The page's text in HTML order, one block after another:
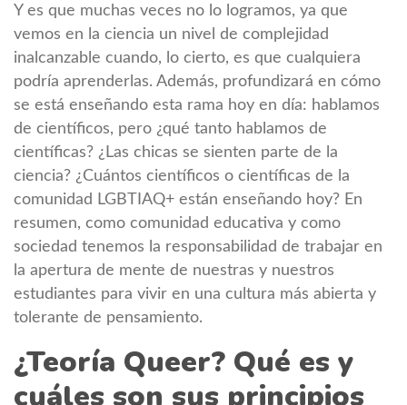
Y es que muchas veces no lo logramos, ya que
vemos en la ciencia un nivel de complejidad
inalcanzable cuando, lo cierto, es que cualquiera
podría aprenderlas. Además, profundizará en cómo
se está enseñando esta rama hoy en día: hablamos
de científicos, pero ¿qué tanto hablamos de
científicas? ¿Las chicas se sienten parte de la
ciencia? ¿Cuántos científicos o científicas de la
comunidad LGBTIAQ+ están enseñando hoy? En
resumen, como comunidad educativa y como
sociedad tenemos la responsabilidad de trabajar en
la apertura de mente de nuestras y nuestros
estudiantes para vivir en una cultura más abierta y
tolerante de pensamiento.
¿Teoría Queer? Qué es y
cuáles son sus principios